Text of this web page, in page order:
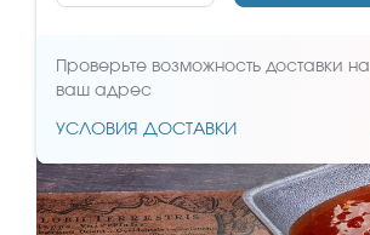
Проверьте возможность доставки на
ваш адрес
УСЛОВИЯ ДОСТАВКИ